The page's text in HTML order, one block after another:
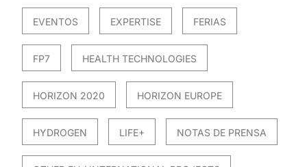
EVENTOS EXPERTISE FERIAS
FP7 HEALTH TECHNOLOGIES
HORIZON 2020 HORIZON EUROPE
HYDROGEN LIFE+ NOTAS DE PRENSA